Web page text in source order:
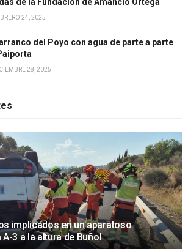
de la Fundación de Amancio Ortega
24, 2025
del Poyo con agua de parte a parte
28, 2025
implicados en un aparatoso
3 a la altura de Buñol